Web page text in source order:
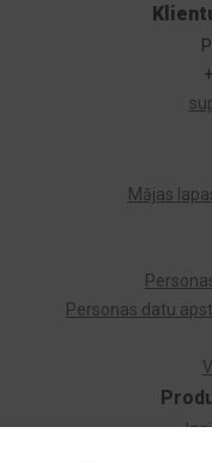
Mājas
Personas datu